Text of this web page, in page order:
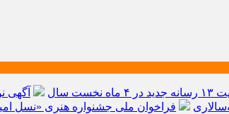
آگهی
فراخوان ملی جشنواره هنری «نسل